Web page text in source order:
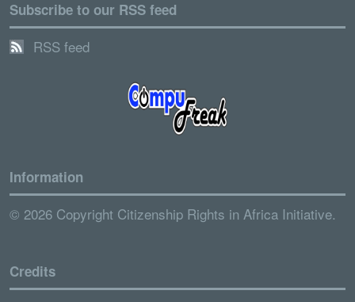
Subscribe to our RSS feed
RSS feed
Information
© 2026 Copyright Citizenship Rights in Africa Initiative.
Credits